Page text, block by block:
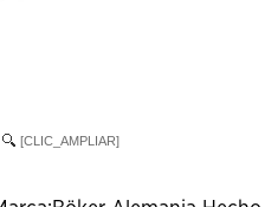
[CLIC_AMPLIAR]